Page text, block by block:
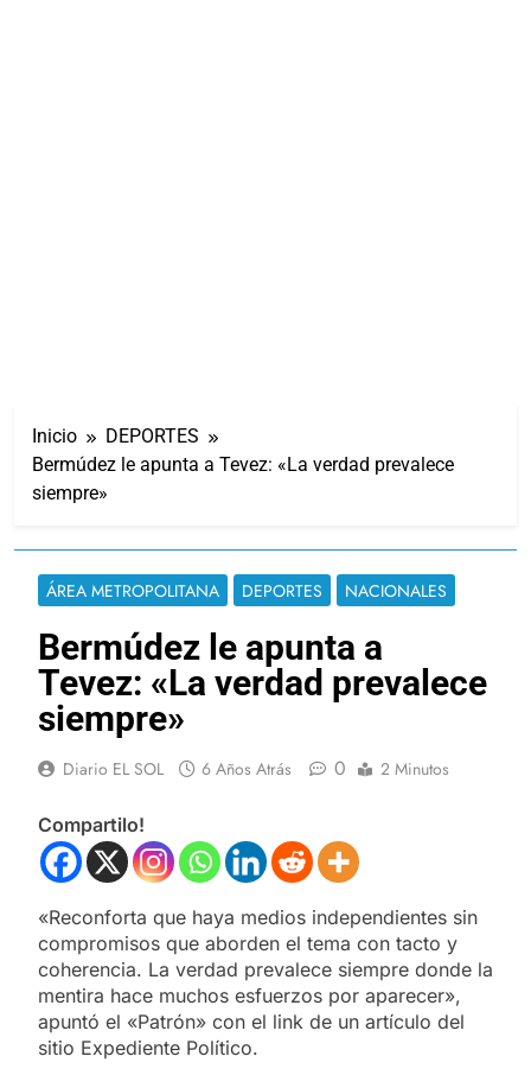
Inicio
DEPORTES
Bermúdez le apunta a Tevez: «La verdad prevalece
siempre»
ÁREA METROPOLITANA DEPORTES NACIONALES
Bermúdez le apunta a
Tevez: «La verdad prevalece
siempre»
Diario EL SOL 6 Años Atrás 0 2 Minutos
Compartilo!
«Reconforta que haya medios independientes sin
compromisos que aborden el tema con tacto y
coherencia. La verdad prevalece siempre donde la
mentira hace muchos esfuerzos por aparecer»,
apuntó el «Patrón» con el link de un artículo del
sitio Expediente Político.